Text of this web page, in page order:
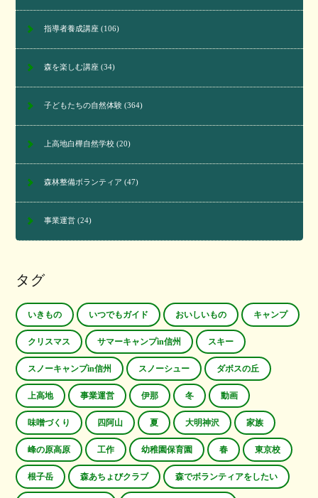
指導者養成講座(106)
森を楽しむ講座(34)
子どもたちの自然体験(364)
上高地白樺自然学校(20)
森林整備ボランティア (47)
事業運営(24)
タグ
いきもの いつでもガイド おいしいもの キャンプ
クリスマス サマーキャンプin信州 スキー
スノーキャンプin信州 スノーシュー ダボスの丘
上高地 事業運営 伊那 冬 動画
味噌づくり 四阿山 夏 大明神沢 家族
峰の原高原 工作 幼稚園保育園 春 東京校
根子岳 森あちょびクラブ 森でボランティアをしたい